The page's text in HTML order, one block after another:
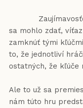
Zaujímavosťou
sa mohlo zdať,
zamknúť tými
to, že jednotliví
ostatných, že kľúče
Ale to už sa
nám túto hru